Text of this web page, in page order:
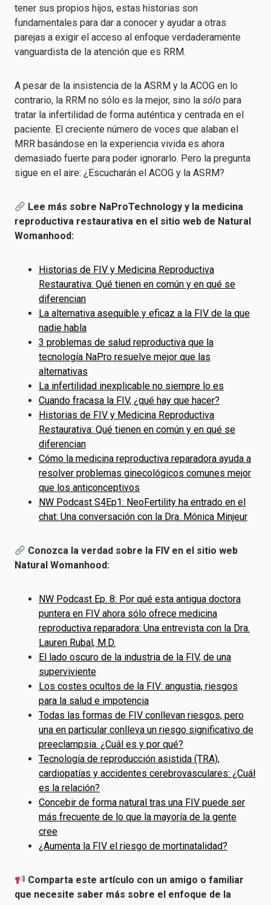
tener sus propios hijos, estas historias son
fundamentales para dar a conocer y ayudar a otras
parejas a exigir el acceso al enfoque verdaderamente
vanguardista de la atención que es RRM.
A pesar de la insistencia de la ASRM y la ACOG en lo
contrario, la RRM no sólo es la mejor, sino la sólo para
tratar la infertilidad de forma auténtica y centrada en el
paciente. El creciente número de voces que alaban el
MRR basándose en la experiencia vivida es ahora
demasiado fuerte para poder ignorarlo. Pero la pregunta
sigue en el aire: ¿Escucharán el ACOG y la ASRM?
Lee más sobre NaProTechnology y la medicina
reproductiva restaurativa en el sitio web de Natural
Womanhood:
Historias de FIV y Medicina Reproductiva
Restaurativa: Qué tienen en común y en qué se
diferencian
La alternativa asequible y eficaz a la FIV de la que
nadie habla
3 problemas de salud reproductiva que la
tecnología NaPro resuelve mejor que las
alternativas
La infertilidad inexplicable no siempre lo es
Cuando fracasa la FIV, ¿qué hay que hacer?
Historias de FIV y Medicina Reproductiva
Restaurativa: Qué tienen en común y en qué se
diferencian
Cómo la medicina reproductiva reparadora ayuda a
resolver problemas ginecológicos comunes mejor
que los anticonceptivos
NW Podcast S4Ep1: NeoFertility ha entrado en el
chat: Una conversación con la Dra. Mónica Minjeur
Conozca la verdad sobre la FIV en el sitio web
Natural Womanhood:
NW Podcast Ep. 8: Por qué esta antigua doctora
puntera en FIV ahora sólo ofrece medicina
reproductiva reparadora: Una entrevista con la Dra.
Lauren Rubal, M.D.
El lado oscuro de la industria de la FIV, de una
superviviente
Los costes ocultos de la FIV: angustia, riesgos
para la salud e impotencia
Todas las formas de FIV conllevan riesgos, pero
una en particular conlleva un riesgo significativo de
preeclampsia. ¿Cuál es y por qué?
Tecnología de reproducción asistida (TRA),
cardiopatías y accidentes cerebrovasculares: ¿Cuál
es la relación?
Concebir de forma natural tras una FIV puede ser
más frecuente de lo que la mayoría de la gente
cree
¿Aumenta la FIV el riesgo de mortinatalidad?
Comparta este artículo con un amigo o familiar
que necesite saber más sobre el enfoque de la